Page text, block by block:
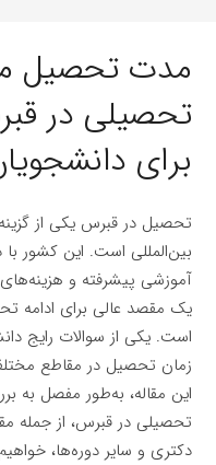
مدت تحصیل
تحصیلی در
برای
تحصیل در قبرس یکی از
بین‌المللی است. این کشور
آموزشی پیشرفته و
یک مقصد عالی برای ادامه
است. یکی از سوالات رایج
زمان تحصیل در مقاطع
این مقاله، به‌طور مفصل
تحصیلی در قبرس، از جمله
دکتری و سایر دوره‌ها،